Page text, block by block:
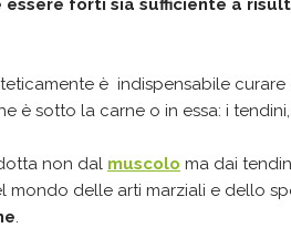
forti sia sufficiente a
è indispensabile curare
è sotto la carne o in essa: i
non dal muscolo ma dai
mondo delle arti marziali e dello
.